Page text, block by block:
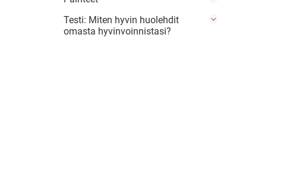
Testi: Miten hyvin huolehdit
omasta hyvinvoinnistasi?